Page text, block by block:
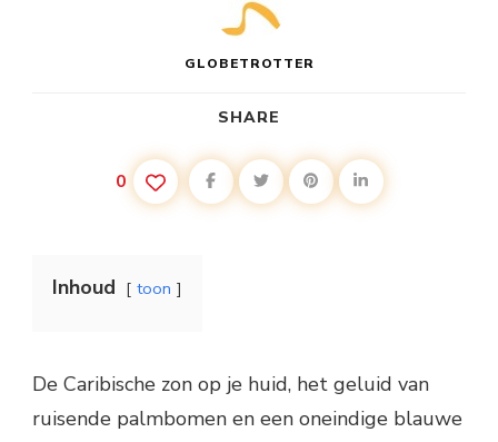
GLOBETROTTER
SHARE
0
Inhoud toon
De Caribische zon op je huid, het geluid van
ruisende palmbomen en een oneindige blauwe